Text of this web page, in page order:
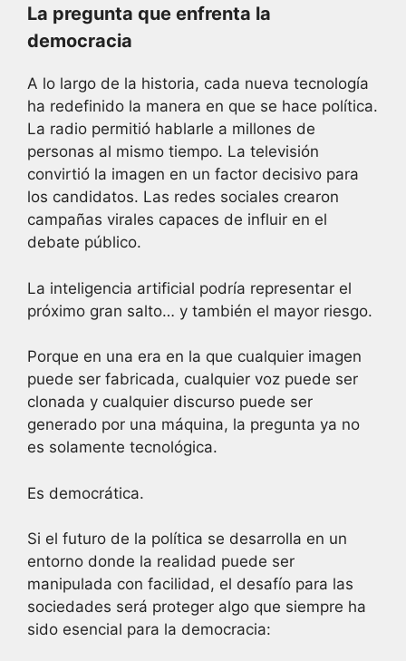
La pregunta que enfrenta la
democracia
A lo largo de la historia, cada nueva tecnología
ha redefinido la manera en que se hace política.
La radio permitió hablarle a millones de
personas al mismo tiempo. La televisión
convirtió la imagen en un factor decisivo para
los candidatos. Las redes sociales crearon
campañas virales capaces de influir en el
debate público.
La inteligencia artificial podría representar el
próximo gran salto… y también el mayor riesgo.
Porque en una era en la que cualquier imagen
puede ser fabricada, cualquier voz puede ser
clonada y cualquier discurso puede ser
generado por una máquina, la pregunta ya no
es solamente tecnológica.
Es democrática.
Si el futuro de la política se desarrolla en un
entorno donde la realidad puede ser
manipulada con facilidad, el desafío para las
sociedades será proteger algo que siempre ha
sido esencial para la democracia: